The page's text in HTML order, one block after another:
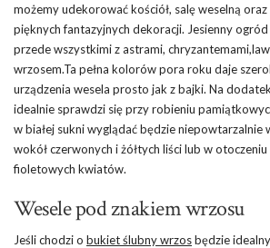
możemy udekorować kościół, salę weselną
pięknych fantazyjnych dekoracji. Jesienny
przede wszystkimi z astrami,
wrzosem.Ta pełna kolorów pora roku daje
urządzenia wesela prosto jak z bajki. Na
idealnie sprawdzi się przy robieniu
w białej sukni wyglądać będzie niepowtarzalnie
wokół czerwonych i żółtych liści lub w
fioletowych kwiatów.
Wesele pod znakiem wrzosu
Jeśli chodzi o bukiet ślubny wrzosbędzie